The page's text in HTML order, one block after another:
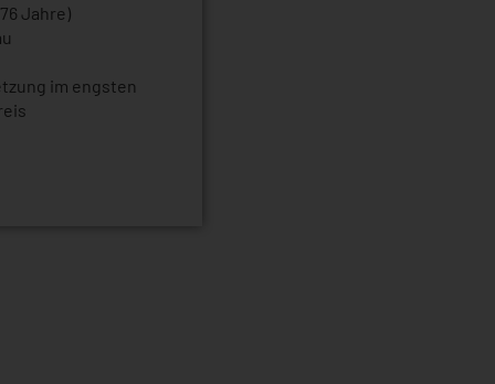
Jahre)
im engsten